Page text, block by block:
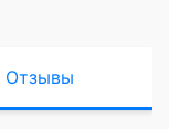
Отзывы